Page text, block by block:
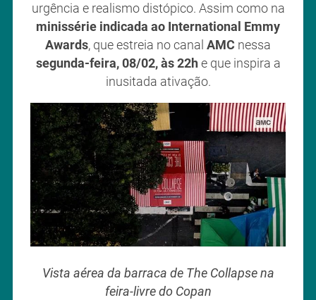
urgência e realismo distópico. Assim como na
minissérie indicada ao International Emmy
Awards, que estreia no canal AMC nessa
segunda-feira, 08/02, às 22he que inspira a
inusitada ativação.
Vista aérea da barraca de The Collapse na
feira-livre do Copan